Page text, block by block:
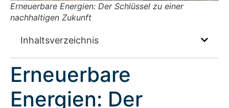
Erneuerbare Energien: Der Schlüssel zu einer
nachhaltigen Zukunft
Inhaltsverzeichnis
Erneuerbare
Energien: Der